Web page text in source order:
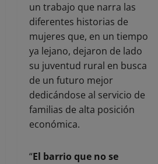
un trabajo que narra las
diferentes historias de
mujeres que, en un tiempo
ya lejano, dejaron de lado
su juventud rural en busca
de un futuro mejor
dedicándose al servicio de
familias de alta posición
económica.
“El barrio que no se